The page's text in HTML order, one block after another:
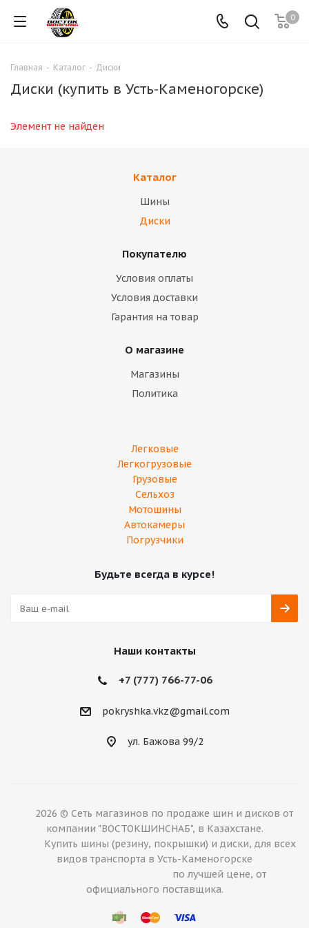
0
Главная - Каталог - Диски
Диски (купить в Усть-Каменогорске)
Элемент не найден
Каталог
Шины
Диски
Покупателю
Условия оплаты
Условия доставки
Гарантия на товар
О магазине
Магазины
Политика
Легковые
Легкогрузовые
Грузовые
Сельхоз
Мотошины
Автокамеры
Погрузчики
Будьте всегда в курсе!
Наши контакты
+7 (777) 766-77-06
pokryshka.vkz@gmail.com
ул. Бажова 99/2
2026 © Сеть магазинов по продаже шин и дисков от
компании "ВОСТОКШИНСНАБ", в Казахстане.
Купить шины (резину, покрышки) и диски, для всех
видов транспорта в Усть-Каменогорске
по лучшей цене, от
официального поставщика.